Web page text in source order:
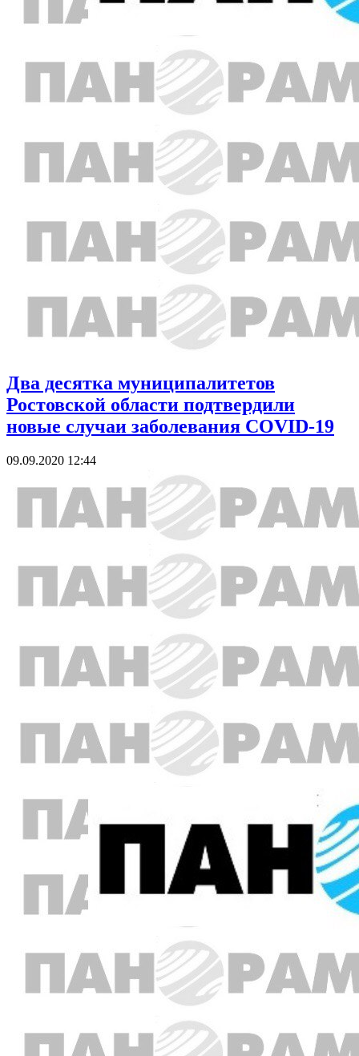
Два десятка муниципалитетов
Ростовской области подтвердили
новые случаи заболевания COVID-19
09.09.2020 12:44